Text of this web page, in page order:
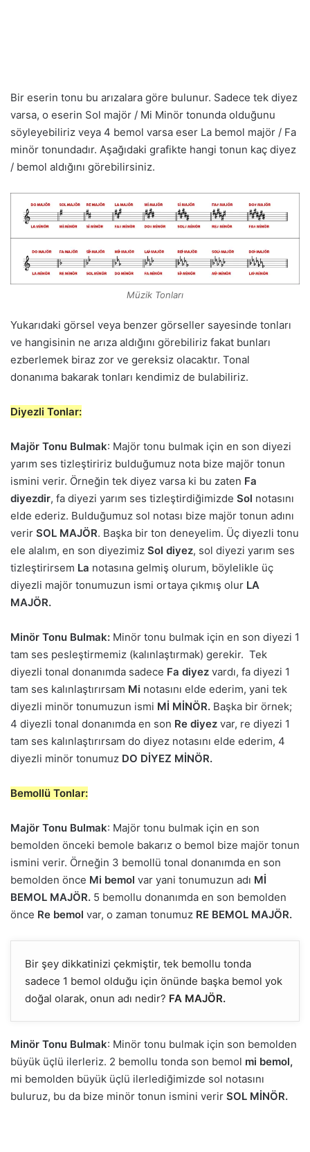
Bir eserin tonu bu arızalara göre bulunur. Sadece tek diyez
varsa, o eserin Sol majör / Mi Minör tonunda olduğunu
söyleyebiliriz veya 4 bemol varsa eser La bemol majör / Fa
minör tonundadır. Aşağıdaki grafikte hangi tonun kaç diyez
/ bemol aldığını görebilirsiniz.
Müzik Tonları
Yukarıdaki görsel veya benzer görseller sayesinde tonları
ve hangisinin ne arıza aldığını görebiliriz fakat bunları
ezberlemek biraz zor ve gereksiz olacaktır. Tonal
donanıma bakarak tonları kendimiz de bulabiliriz.
Diyezli Tonlar:
Majör Tonu Bulmak: Majör tonu bulmak için en son diyezi
yarım ses tizleştiririz bulduğumuz nota bize majör tonun
ismini verir. Örneğin tek diyez varsa ki bu zaten Fa
diyezdir, fa diyezi yarım ses tizleştirdiğimizde Sol notasını
elde ederiz. Bulduğumuz sol notası bize majör tonun adını
verir SOL MAJÖR. Başka bir ton deneyelim. Üç diyezli tonu
ele alalım, en son diyezimiz Sol diyez, sol diyezi yarım ses
tizleştirirsem La notasına gelmiş olurum, böylelikle üç
diyezli majör tonumuzun ismi ortaya çıkmış olur LA
MAJÖR.
Minör Tonu Bulmak: Minör tonu bulmak için en son diyezi 1
tam ses pesleştirmemiz (kalınlaştırmak) gerekir. Tek
diyezli tonal donanımda sadece Fa diyez vardı, fa diyezi 1
tam ses kalınlaştırırsam Mi notasını elde ederim, yani tek
diyezli minör tonumuzun ismi Mİ MİNÖR. Başka bir örnek;
4 diyezli tonal donanımda en son Re diyez var, re diyezi 1
tam ses kalınlaştırırsam do diyez notasını elde ederim, 4
diyezli minör tonumuz DO DİYEZ MİNÖR.
Bemollü Tonlar:
Majör Tonu Bulmak: Majör tonu bulmak için en son
bemolden önceki bemole bakarız o bemol bize majör tonun
ismini verir. Örneğin 3 bemollü tonal donanımda en son
bemolden önce Mi bemol var yani tonumuzun adı Mİ
BEMOL MAJÖR. 5 bemollu donanımda en son bemolden
önce Re bemol var, o zaman tonumuz RE BEMOL MAJÖR.
Bir şey dikkatinizi çekmiştir, tek bemollu tonda
sadece 1 bemol olduğu için önünde başka bemol yok
doğal olarak, onun adı nedir? FA MAJÖR.
Minör Tonu Bulmak: Minör tonu bulmak için son bemolden
büyük üçlü ilerleriz. 2 bemollu tonda son bemol mi bemol,
mi bemolden büyük üçlü ilerlediğimizde sol notasını
buluruz, bu da bize minör tonun ismini verir SOL MİNÖR.